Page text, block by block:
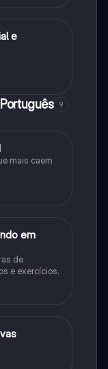
e
9
mais caem
em
de
e exercícios.